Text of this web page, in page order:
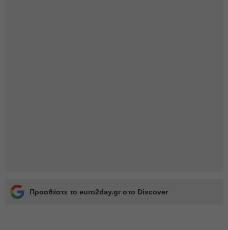
Προσθέστε το euro2day.gr στο Discover